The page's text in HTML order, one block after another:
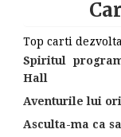
Top carti
Spiritul
Hall
Aventurile lui
Asculta-ma ca